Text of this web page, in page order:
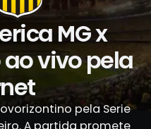
MG x
vivo pela
pela Serie
A partida promete